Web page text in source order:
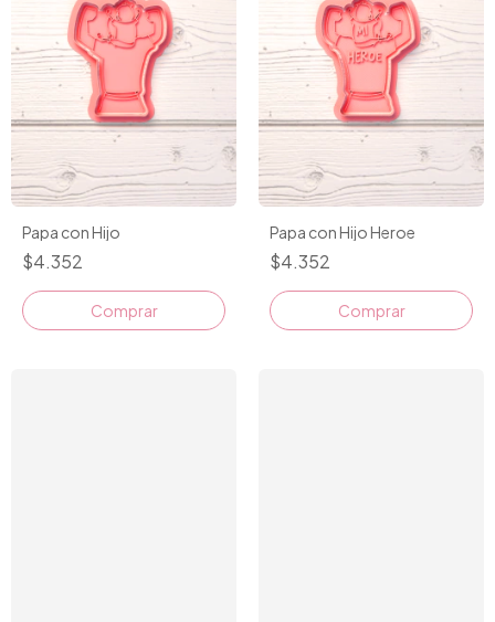
Papa con Hijo
$4.352
Comprar
Papa con Hijo Heroe
$4.352
Comprar